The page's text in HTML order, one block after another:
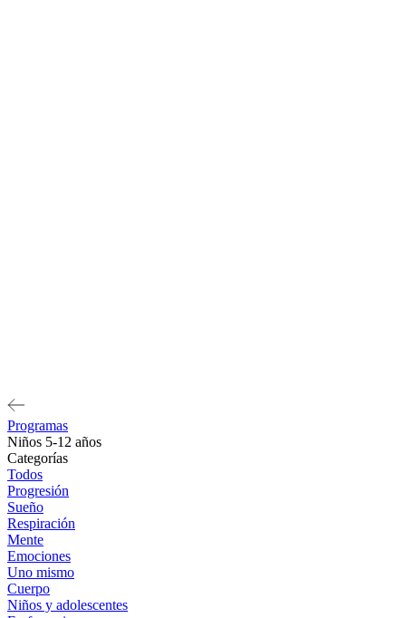
Programas
Niños 5-12 años
Categorías
Todos
Progresión
Sueño
Respiración
Mente
Emociones
Uno mismo
Cuerpo
Niños y adolescentes